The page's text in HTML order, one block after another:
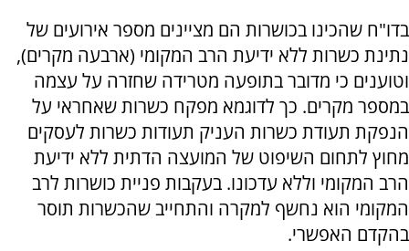
בדו"ח שהכינו בכושרות הם מציינים מספר אירועים של
נתינת כשרות ללא ידיעת הרב המקומי (ארבעה מקרים),
וטוענים כי מדובר בתופעה מטרידה שחזרה על עצמה
במספר מקרים. כך לדוגמא מפקח כשרות שאחראי על
הנפקת תעודת כשרות העניק תעודות כשרות לעסקים
מחוץ לתחום השיפוט של המועצה הדתית ללא ידיעת
הרב המקומי וללא עדכונו. בעקבות פניית כושרות לרב
המקומי הוא נחשף למקרה והתחייב שהכשרות תוסר
בהקדם האפשרי.